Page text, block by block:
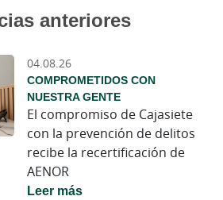
anteriores
04.08.26
COMPROMETIDOS CON
NUESTRA GENTE
El compromiso de Cajasiete
con la prevención de delitos
recibe la recertificación de
AENOR
Leer más